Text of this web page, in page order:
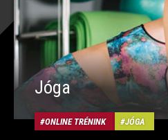
Jóga
ONLINE TRÉNINK JÓGA